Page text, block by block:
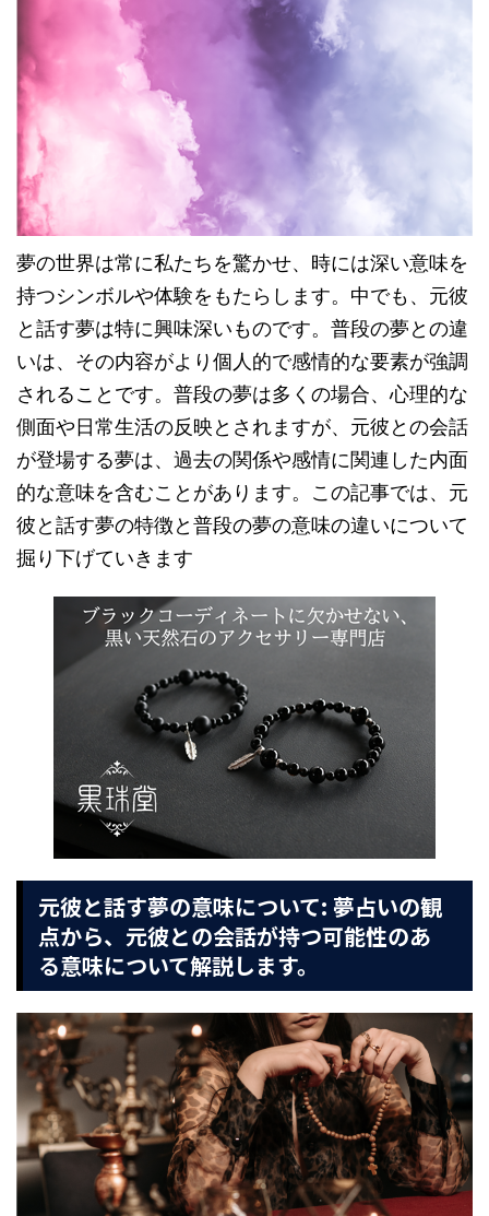
夢の世界は常に私たちを驚かせ、時には深い意味を
持つシンボルや体験をもたらします。中でも、元彼
と話す夢は特に興味深いものです。普段の夢との違
いは、その内容がより個人的で感情的な要素が強調
されることです。普段の夢は多くの場合、心理的な
側面や日常生活の反映とされますが、元彼との会話
が登場する夢は、過去の関係や感情に関連した内面
的な意味を含むことがあります。この記事では、元
彼と話す夢の特徴と普段の夢の意味の違いについて
掘り下げていきます
元彼と話す夢の意味について: 夢占いの観
点から、元彼との会話が持つ可能性のあ
る意味について解説します。